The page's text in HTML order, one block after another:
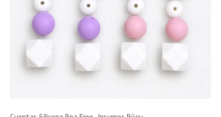
Modelos)
cantidad